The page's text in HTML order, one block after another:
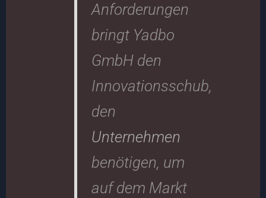
Anforderungen
bringt Yadbo
GmbH den
Innovationsschub,
den
Unternehmen
benötigen, um
auf dem Markt